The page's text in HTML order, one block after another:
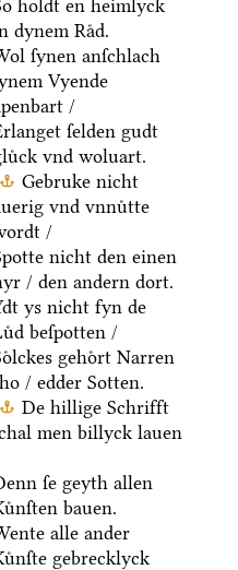
holdt en heimlyck
dynem Raͤd.
ſynen anſchlach
Vyende
/
ſelden gudt
vnd woluart.
Gebruke nicht
vnd vnnuͤtte
/
nicht den einen
/ den andern dort.
ys nicht fyn de
beſpotten /
gehoͤrt Narren
/ edder Sotten.
De hillige Schrifft
men billyck lauen
ſe geyth allen
bauen.
alle ander
gebrecklyck